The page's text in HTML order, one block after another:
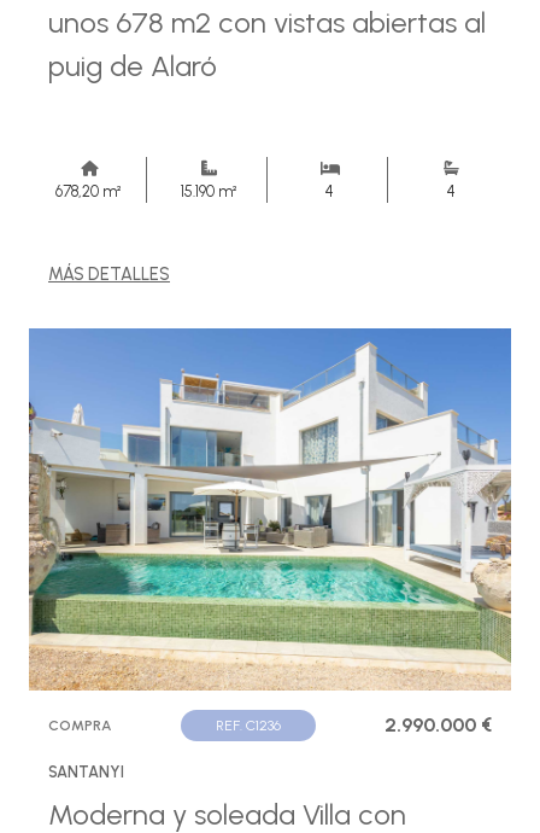
unos 678 m2 con vistas abiertas al
puig de Alaró
678,20 m² 15.190 m² 4 4
MÁS DETALLES
COMPRA REF. C1236 2.990.000 €
SANTANYI
Moderna y soleada Villa con